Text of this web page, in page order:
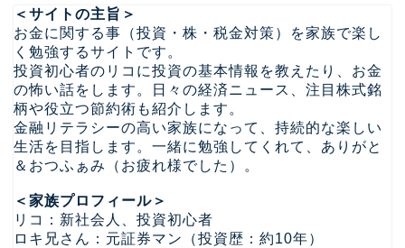
＜サイトの主旨＞
お金に関する事（投資・株・税金対策）を家族で楽し
く勉強するサイトです。
投資初心者のリコに投資の基本情報を教えたり、お金
の怖い話をします。日々の経済ニュース、注目株式銘
柄や役立つ節約術も紹介します。
金融リテラシーの高い家族になって、持続的な楽しい
生活を目指します。一緒に勉強してくれて、ありがと
＆おつふぁみ（お疲れ様でした）。
＜家族プロフィール＞
リコ：新社会人、投資初心者
ロキ兄さん：元証券マン（投資歴：約10年）